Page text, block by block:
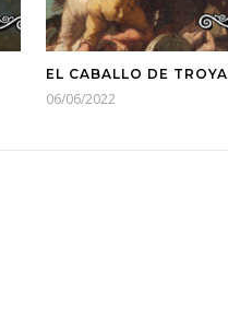
EL CABALLO DE TROYA
06/06/2022